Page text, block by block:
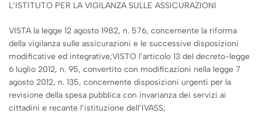
L’ISTITUTO PER LA VIGILANZA SULLE ASSICURAZIONI
VISTA la legge 12 agosto 1982, n. 576, concernente la riforma
della vigilanza sulle assicurazioni e le successive disposizioni
modificative ed integrative;VISTO l’articolo 13 del decreto-legge
6 luglio 2012, n. 95, convertito con modificazioni nella legge 7
agosto 2012, n. 135, concernente disposizioni urgenti per la
revisione della spesa pubblica con invarianza dei servizi ai
cittadini e recante l’istituzione dell’IVASS;